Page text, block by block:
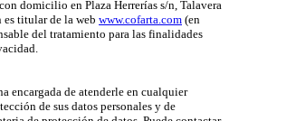
domicilio en Plaza Herrerías s/n, Talavera
titular de la web www.cofarta.com (en
del tratamiento para las finalidades
encargada de atenderle en cualquier
de sus datos personales y de